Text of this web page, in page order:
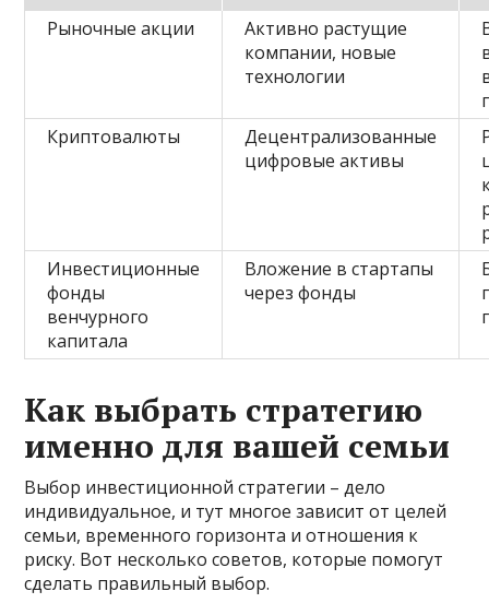
Рыночные акции
Активно растущие
компании, новые
технологии
Криптовалюты
Децентрализованные
цифровые активы
Инвестиционные
фонды
венчурного
капитала
Вложение в стартапы
через фонды
Как выбрать стратегию
именно для вашей семьи
Выбор инвестиционной стратегии – дело
индивидуальное, и тут многое зависит от целей
семьи, временного горизонта и отношения к
риску. Вот несколько советов, которые помогут
сделать правильный выбор.